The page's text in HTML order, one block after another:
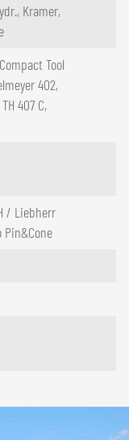
Kramer,
Tool
402,
407 C,
/ Liebherr
Pin&Cone